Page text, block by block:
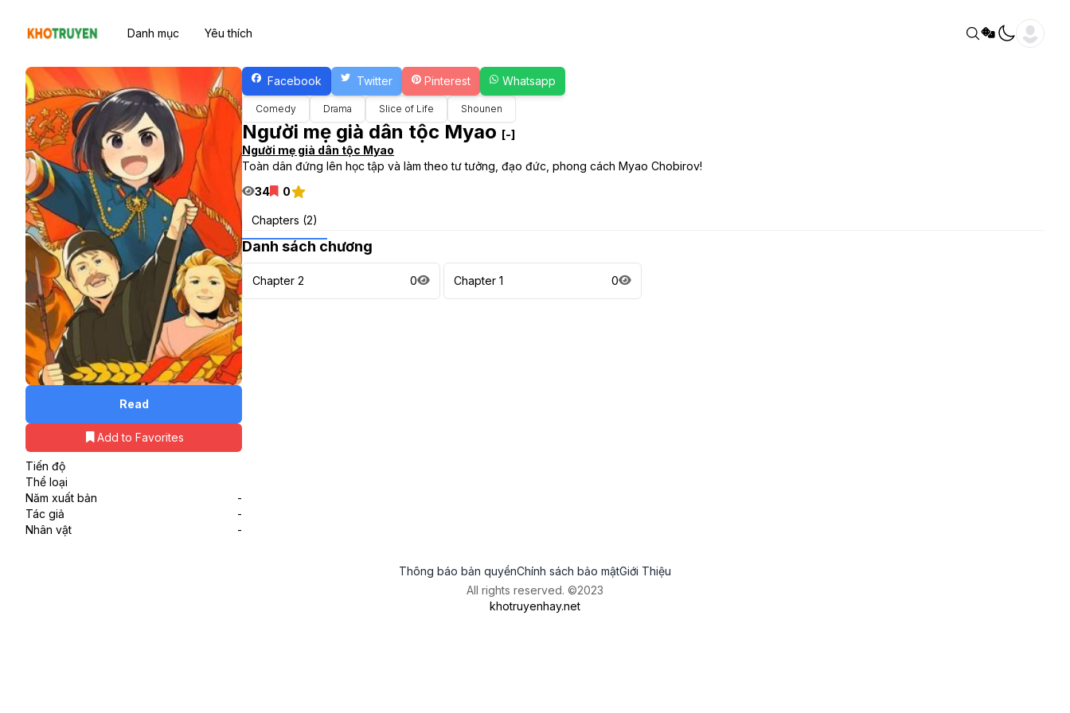
Danh mục Yêu thích
Read
Add to Favorites
Tiến độ
Thể loại
Năm xuất bản
-
Tác giả
-
Nhân vật
-
Facebook Twitter Pinterest Whatsapp
Comedy Drama Slice of Life Shounen
Người mẹ già dân tộc Myao [-]
Người mẹ già dân tộc Myao
Toàn dân đứng lên học tập và làm theo tư tưởng, đạo đức, phong cách Myao Chobirov!
34
0
Chapters (2)
Danh sách chương
Chapter 2 0 Chapter 1 0
Thông báo bản quyềnChính sách bảo mậtGiới Thiệu
All rights reserved. ©2023
khotruyenhay.net